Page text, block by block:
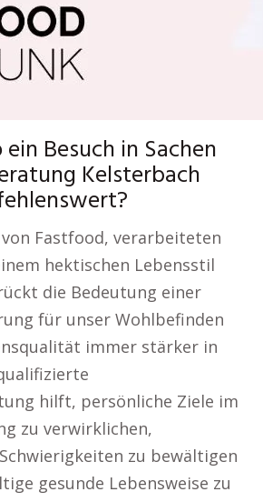
Besuch in Sachen
Kelsterbach
Fastfood, verarbeiteten
hektischen Lebensstil
die Bedeutung einer
für unser Wohlbefinden
immer stärker in
hilft, persönliche Ziele im
zu verwirklichen,
zu bewältigen
gesunde Lebensweise zu